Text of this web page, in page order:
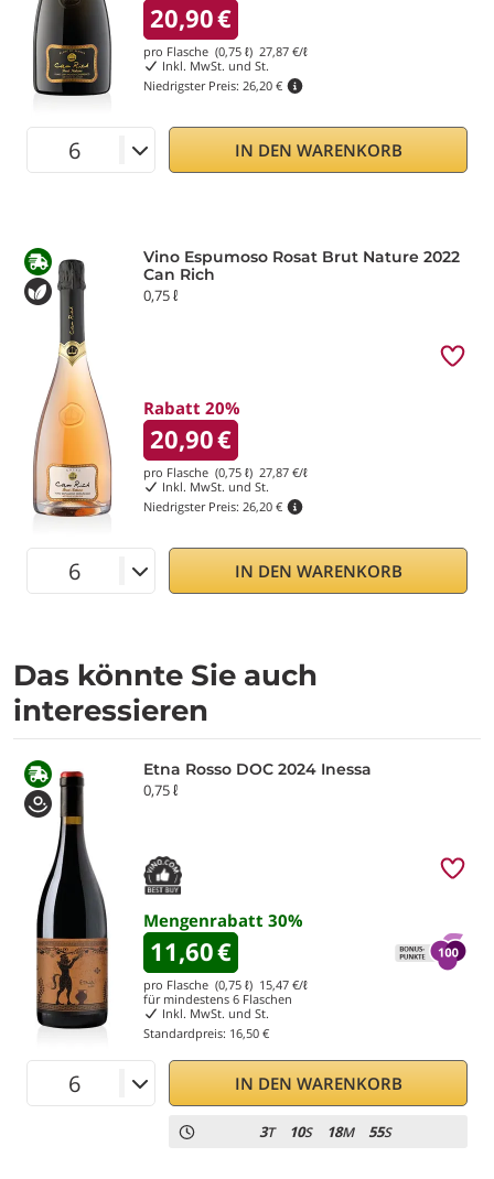
20,90€
pro Flasche (0,75 ℓ) 27,87 €/ℓ
Inkl. MwSt. und St.
Niedrigster Preis: 26,20 €
IN DEN WARENKORB
Vino Espumoso Rosat Brut Nature 2022
Can Rich
0,75 ℓ
Rabatt 20%
20,90€
pro Flasche (0,75 ℓ) 27,87 €/ℓ
Inkl. MwSt. und St.
Niedrigster Preis: 26,20 €
IN DEN WARENKORB
Das könnte Sie auch
interessieren
Etna Rosso DOC 2024 Inessa
0,75 ℓ
Mengenrabatt 30%
11,60€
pro Flasche (0,75 ℓ) 15,47 €/ℓ
für mindestens 6 Flaschen
Inkl. MwSt. und St.
Standardpreis: 16,50 €
IN DEN WARENKORB
3T 10S 18M 55S